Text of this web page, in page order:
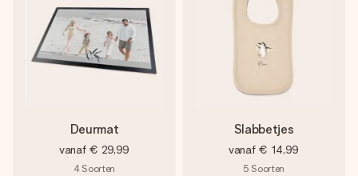
Deurmat
vanaf € 29,99
4 Soorten
Slabbetjes
vanaf € 14,99
5 Soorten